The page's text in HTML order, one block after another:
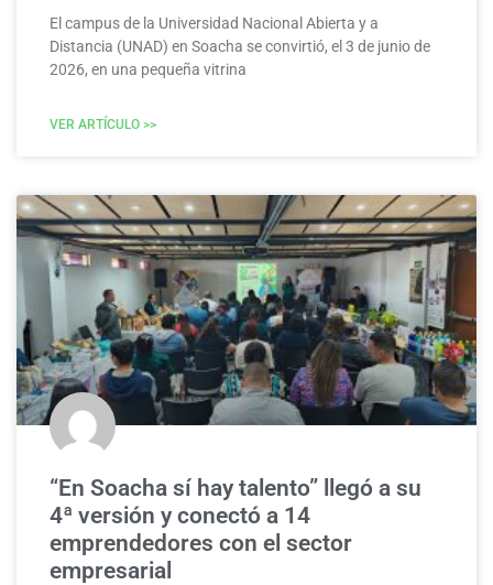
El campus de la Universidad Nacional Abierta y a
Distancia (UNAD) en Soacha se convirtió, el 3 de junio de
2026, en una pequeña vitrina
VER ARTÍCULO >>
“En Soacha sí hay talento” llegó a su
4ª versión y conectó a 14
emprendedores con el sector
empresarial